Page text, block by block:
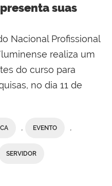
suas
Nacional Profissional
realiza um
do curso para
no dia 11 de
, EVENTO ,
SERVIDOR